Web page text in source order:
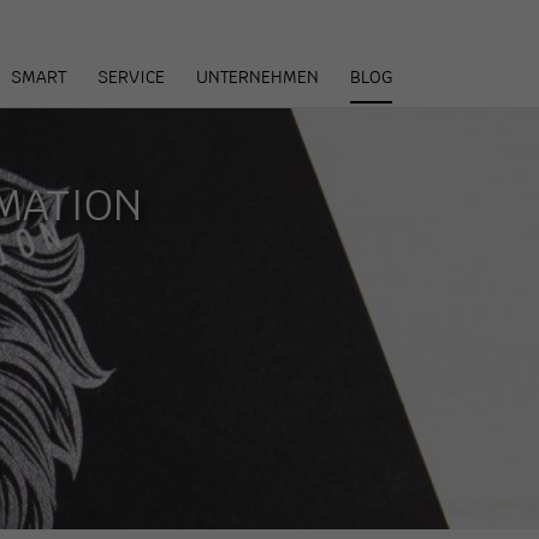
SMART SERVICE UNTERNEHMEN BLOG